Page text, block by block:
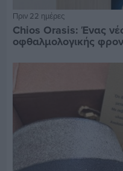
Πριν 22 ημέρες
Chios Orasis: Ένας
οφθαλμολογικής